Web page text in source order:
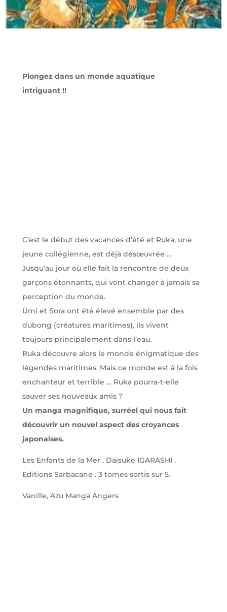
Plongez dans un monde aquatique
intriguant !!
C’est le début des vacances d’été et Ruka, une
jeune collégienne, est déjà désœuvrée …
Jusqu’au jour où elle fait la rencontre de deux
garçons étonnants, qui vont changer à jamais sa
perception du monde.
Umi et Sora ont été élevé ensemble par des
dubong (créatures maritimes), ils vivent
toujours principalement dans l’eau.
Ruka découvre alors le monde énigmatique des
légendes maritimes. Mais ce monde est à la fois
enchanteur et terrible … Ruka pourra-t-elle
sauver ses nouveaux amis ?
Un manga magnifique, surréel qui nous fait
découvrir un nouvel aspect des croyances
japonaises.
Les Enfants de la Mer . Daisuke IGARASHI .
Editions Sarbacane . 3 tomes sortis sur 5.
Vanille, Azu Manga Angers